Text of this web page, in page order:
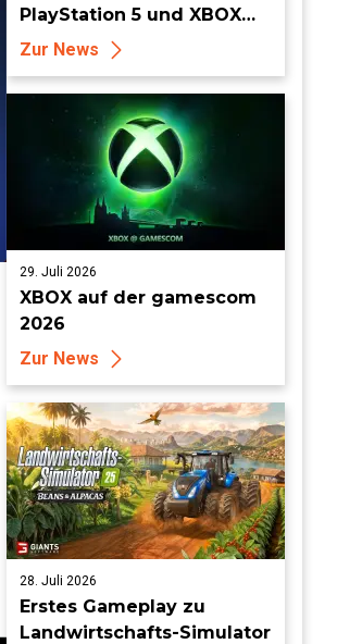
PlayStation 5 und XBOX
Series X|S erhältlich
Zur News
29. Juli 2026
XBOX auf der gamescom
2026
Zur News
28. Juli 2026
Erstes Gameplay zu
Landwirtschafts-Simulator